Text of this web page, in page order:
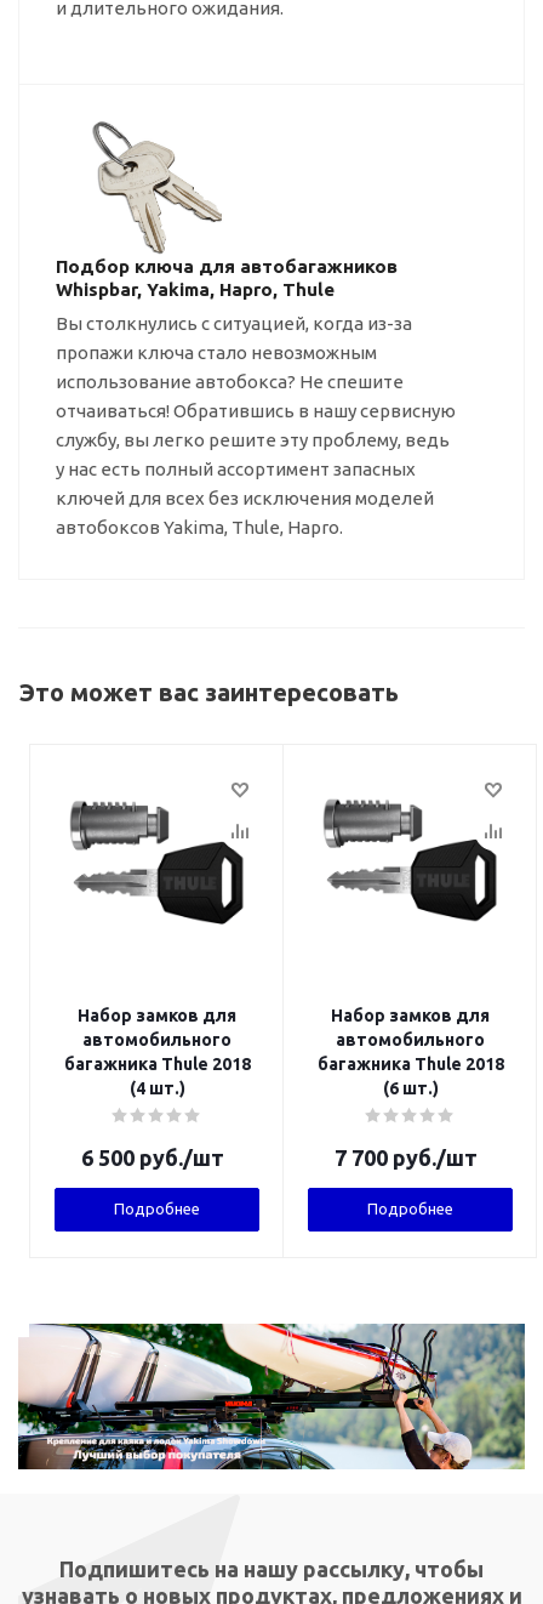
и длительного ожидания.
Подбор ключа для автобагажников
Whispbar, Yakima, Hapro, Thule
Вы столкнулись с ситуацией, когда из-за
пропажи ключа стало невозможным
использование автобокса? Не спешите
отчаиваться! Обратившись в нашу сервисную
службу, вы легко решите эту проблему, ведь
у нас есть полный ассортимент запасных
ключей для всех без исключения моделей
автобоксов Yakima, Thule, Hapro.
Это может вас заинтересовать
Набор замков для
автомобильного
багажника Thule 2018
(4 шт.)
6 500 руб./шт
Подробнее
Набор замков для
автомобильного
багажника Thule 2018
(6 шт.)
7 700 руб./шт
Подробнее
Подпишитесь на нашу рассылку, чтобы
узнавать о новых продуктах, предложениях и